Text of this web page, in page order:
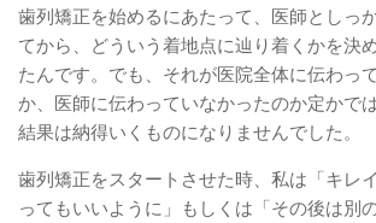
歯列矯正を始めるにあたって、医師としっ
てから、どういう着地点に辿り着くかを決
たんです。でも、それが医院全体に伝わっ
か、医師に伝わっていなかったのか定かで
結果は納得いくものになりませんでした。
歯列矯正をスタートさせた時、私は「キレ
ってもいいように」もしくは「その後は別